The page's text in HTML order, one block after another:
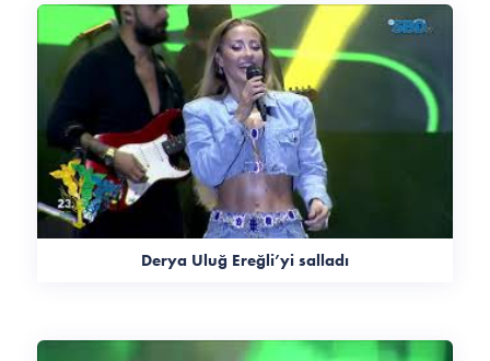
Derya Uluğ Ereğli’yi salladı